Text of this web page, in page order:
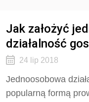
Jak założyć
działalność
24 lip 2018
Jednoosobowa
popularną formą